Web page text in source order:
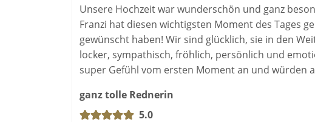
Unsere Hochzeit war wunderschön und ganz
Franzi hat diesen wichtigsten Moment des Tages
gewünscht haben! Wir sind glücklich, sie in den
locker, sympathisch, fröhlich, persönlich und
super Gefühl vom ersten Moment an und würden
ganz tolle Rednerin
5.0